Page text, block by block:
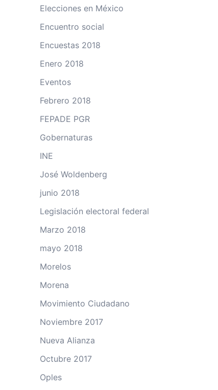
Elecciones en México
Encuentro social
Encuestas 2018
Enero 2018
Eventos
Febrero 2018
FEPADE PGR
Gobernaturas
INE
José Woldenberg
junio 2018
Legislación electoral federal
Marzo 2018
mayo 2018
Morelos
Morena
Movimiento Ciudadano
Noviembre 2017
Nueva Alianza
Octubre 2017
Oples